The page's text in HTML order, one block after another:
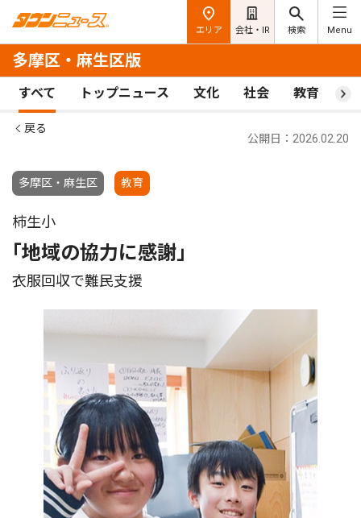
エリア 会社・IR 検索 Menu
多摩区・麻生区版
すべて トップニュース 文化 社会 教育 ス
戻る
多摩区・麻生区 教育
公開日：2026.02.20
柿生小
｢地域の協力に感謝｣
衣服回収で難民支援